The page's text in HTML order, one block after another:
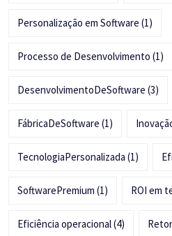
Personalização em Software (1)
Processo de Desenvolvimento (1)
DesenvolvimentoDeSoftware (3)
FábricaDeSoftware (1)
TecnologiaPersonalizada (1)
SoftwarePremium (1) ROI em
Eficiência operacional(4)